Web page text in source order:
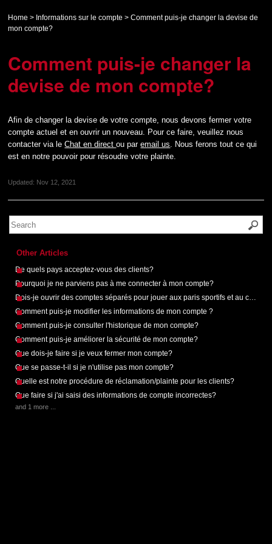
Home > Informations sur le compte > Comment puis-je changer la devise de
mon compte?
Comment puis-je changer la
devise de mon compte?
Afin de changer la devise de votre compte, nous devons fermer votre
compte actuel et en ouvrir un nouveau. Pour ce faire, veuillez nous
contacter via leChat en directou paremail us. Nous ferons tout ce qui
est en notre pouvoir pour résoudre votre plainte.
Updated: Nov 12, 2021
Other Articles
De quels pays acceptez-vous des clients?
Pourquoi je ne parviens pas à me connecter à mon compte?
Dois-je ouvrir des comptes séparés pour jouer aux paris sportifs et au casino?
Comment puis-je modifier les informations de mon compte ?
Comment puis-je consulter l'historique de mon compte?
Comment puis-je améliorer la sécurité de mon compte?
Que dois-je faire si je veux fermer mon compte?
Que se passe-t-il si je n'utilise pas mon compte?
Quelle est notre procédure de réclamation/plainte pour les clients?
Que faire si j'ai saisi des informations de compte incorrectes?
and 1 more ...